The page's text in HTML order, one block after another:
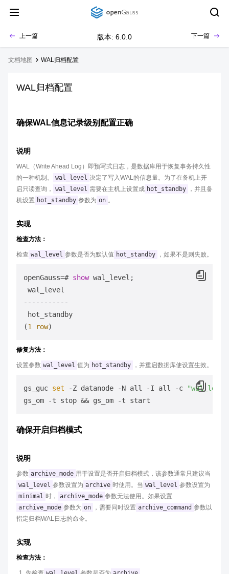
上一篇 版本: 6.0.0 下一篇
文档地图 WAL归档配置
WAL归档配置
确保WAL信息记录级别配置正确
说明
WAL（Write Ahead Log）即预写式日志，是数据库用于恢复事务持久性
的一种机制。
wal_level 决定了写入WAL的信息量。为了在备机上开
启只读查询，
wal_level 需要在主机上设置成 hot_standby
，并且备
机设置 hot_standby 参数为 on 。
实现
检查方法：
检查 wal_level 参数是否为默认值 hot_standby ，如果不是则失败。
openGauss=# show wal_level;
-----------
hot_standby
(1 row
修复方法：
设置参数 wal_level 值为 hot_standby ，并重启数据库使设置生效。
gs_guc set -Z datanode -N all -I all -c
确保开启归档模式
说明
参数 archive_mode 用于设置是否开启归档模式，该参数通常只建议当
wal_level 参数设置为 archive 时使用。当 wal_level 参数设置为
minimal 时， archive_mode 参数无法使用。如果设置
archive_mode 参数为 on ，需要同时设置 archive_command 参数以
指定归档WAL日志的命令。
实现
检查方法：